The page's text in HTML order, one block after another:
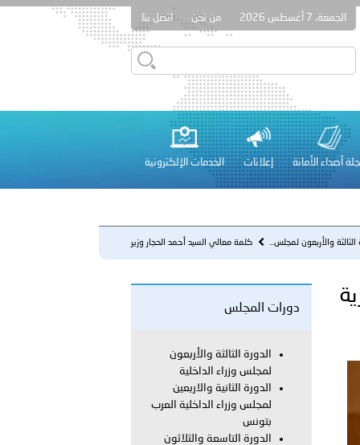
الجمعة، 7 أغسطس 2026 من نحن اتصل بنا
أصداء الأمانة إعلانات الخدمات الإلكترونية
أعمال الاجتماع الثالث عشر للجنة رؤساء الاتحادات الرياضية
عشر للمسؤولين عن الأمن السياحي 2026.
والكلية الدولية الجامعية للعلوم والصحة توقعان اتفاقية
تحذر من زيادة عدد الركاب في المركبات حفاظًا على سلامة
الثالثة والأربعون لمجلس... كلمة معالي السيد أحمد الحجار وزير
دورات المجلس
الدورة الثالثة والأربعون
لمجلس وزراء الداخلية
الدورة الثانية والاربعين
لمجلس وزراء الداخلية العرب
بتونس
الدورة التاسعة والثلاثون